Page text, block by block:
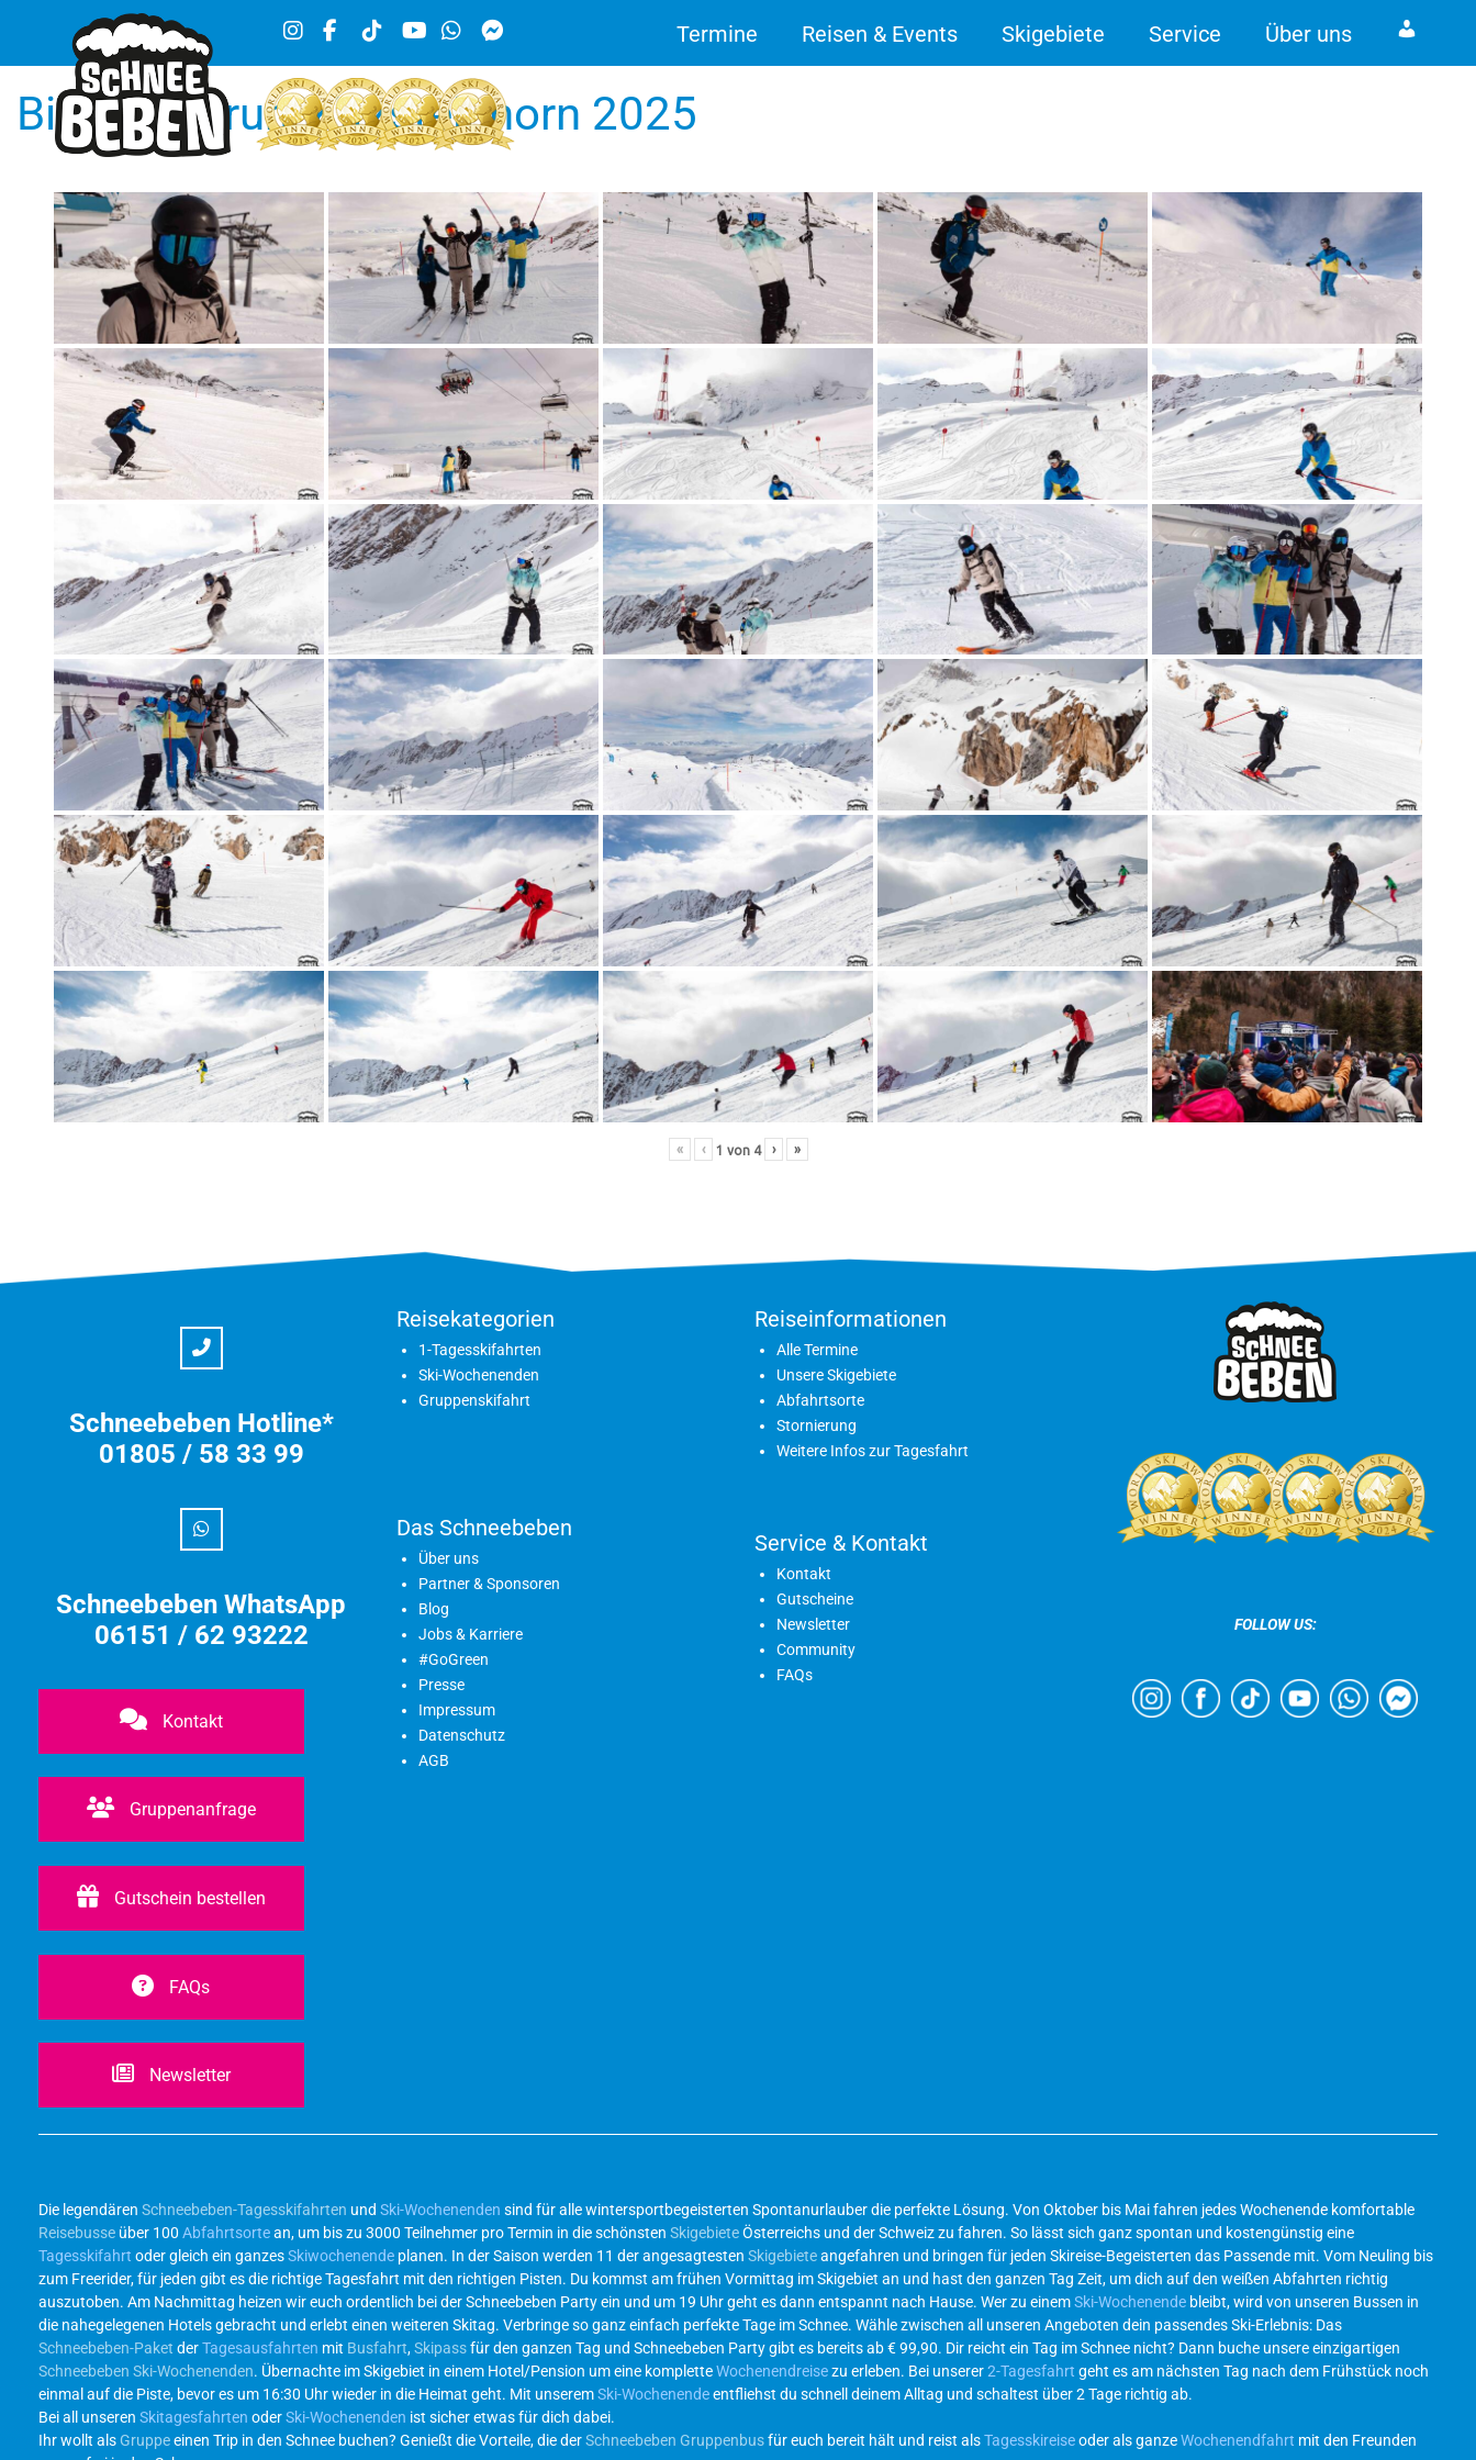
Termine Reisen & Events Skigebiete Service Über uns
Bilder Kaprun_Kitzsteinhorn 2025
« ‹ 1 von 4 › »
Schneebeben Hotline*
01805 / 58 33 99
Schneebeben WhatsApp
06151 / 62 93222
Kontakt
Gruppenanfrage
Gutschein bestellen
FAQs
Newsletter
Reisekategorien
1-Tagesskifahrten
Ski-Wochenenden
Gruppenskifahrt
Das Schneebeben
Über uns
Partner & Sponsoren
Blog
Jobs & Karriere
#GoGreen
Presse
Impressum
Datenschutz
AGB
Reiseinformationen
Alle Termine
Unsere Skigebiete
Abfahrtsorte
Stornierung
Weitere Infos zur Tagesfahrt
Service & Kontakt
Kontakt
Gutscheine
Newsletter
Community
FAQs
FOLLOW US:
Die legendären Schneebeben-Tagesskifahrten und Ski-Wochenenden sind für alle wintersportbegeisterten Spontanurlauber die perfekte Lösung. Von Oktober bis Mai fahren jedes Wochenende komfortable
Reisebusse über 100 Abfahrtsortean, um bis zu 3000 Teilnehmer pro Termin in die schönsten SkigebieteÖsterreichs und der Schweiz zu fahren. So lässt sich ganz spontan und kostengünstig eine
Tagesskifahrt oder gleich ein ganzesSkiwochenende planen. In der Saison werden 11 der angesagtesten Skigebieteangefahren und bringen für jeden Skireise-Begeisterten das Passende mit. Vom Neuling bis
zum Freerider, für jeden gibt es die richtige Tagesfahrt mit den richtigen Pisten. Du kommst am frühen Vormittag im Skigebiet an und hast den ganzen Tag Zeit, um dich auf den weißen Abfahrten richtig
auszutoben. Am Nachmittag heizen wir euch ordentlich bei der Schneebeben Party ein und um 19 Uhr geht es dann entspannt nach Hause. Wer zu einemSki-Wochenende bleibt, wird von unseren Bussen in
die nahegelegenen Hotels gebracht und erlebt einen weiteren Skitag. Verbringe so ganz einfach perfekte Tage im Schnee. Wähle zwischen all unseren Angeboten dein passendes Ski-Erlebnis: Das
Schneebeben-Paket derTagesausfahrten mit Busfahrt,Skipassfür den ganzen Tag und Schneebeben Party gibt es bereits ab € 99,90. Dir reicht ein Tag im Schnee nicht? Dann buche unsere einzigartigen
Schneebeben Ski-Wochenenden. Übernachte im Skigebiet in einem Hotel/Pension um eine kompletteWochenendreisezu erleben. Bei unserer2-Tagesfahrt geht es am nächsten Tag nach dem Frühstück noch
einmal auf die Piste, bevor es um 16:30 Uhr wieder in die Heimat geht. Mit unseremSki-Wochenendeentfliehst du schnell deinem Alltag und schaltest über 2 Tage richtig ab.
Bei all unseren Skitagesfahrten oderSki-Wochenenden ist sicher etwas für dich dabei.
Ihr wollt alsGruppeeinen Trip in den Schnee buchen? Genießt die Vorteile, die derSchneebeben Gruppenbusfür euch bereit hält und reist alsTagesskireiseoder als ganzeWochenendfahrt mit den Freunden